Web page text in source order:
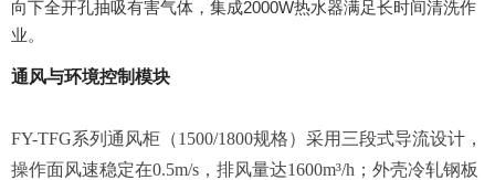
向下全开孔抽吸有害气体，集成2000W热水器满足长时间清洗作
业。
通风与环境控制模块
FY-TFG系列通风柜（1500/1800规格）采用三段式导流设计，
操作面风速稳定在0.5m/s，排风量达1600m³/h；外壳冷轧钢板